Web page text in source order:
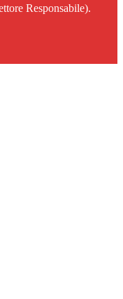
Responsabile).